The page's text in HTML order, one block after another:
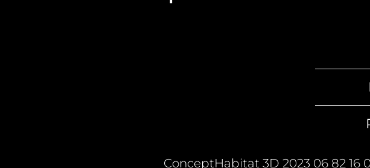
ConceptHabitat 3D 2023 06 82 16